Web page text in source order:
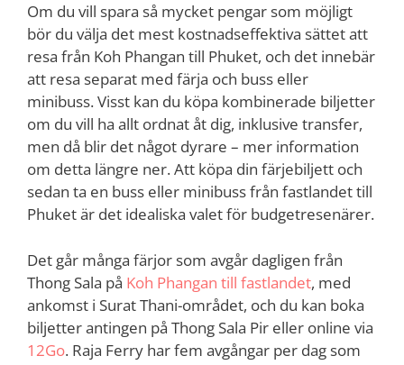
Om du vill spara så mycket pengar som möjligt
bör du välja det mest kostnadseffektiva sättet att
resa från Koh Phangan till Phuket, och det innebär
att resa separat med färja och buss eller
minibuss. Visst kan du köpa kombinerade biljetter
om du vill ha allt ordnat åt dig, inklusive transfer,
men då blir det något dyrare – mer information
om detta längre ner. Att köpa din färjebiljett och
sedan ta en buss eller minibuss från fastlandet till
Phuket är det idealiska valet för budgetresenärer.
Det går många färjor som avgår dagligen från
Thong Sala på Koh Phangan till fastlandet, med
ankomst i Surat Thani-området, och du kan boka
biljetter antingen på Thong Sala Pir eller online via
12Go. Raja Ferry har fem avgångar per dag som